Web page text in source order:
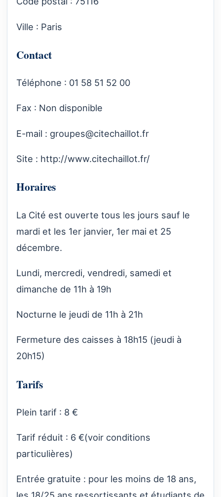
Ville : Paris
Contact
Téléphone : 01 58 51 52 00
Fax : Non disponible
E-mail : groupes@citechaillot.fr
Site : http://www.citechaillot.fr/
Horaires
La Cité est ouverte tous les jours sauf le
mardi et les 1er janvier, 1er mai et 25
décembre.
Lundi, mercredi, vendredi, samedi et
dimanche de 11h à 19h
Nocturne le jeudi de 11h à 21h
Fermeture des caisses à 18h15 (jeudi à
20h15)
Tarifs
Plein tarif : 8 €
Tarif réduit : 6 €(voir conditions
particulières)
Entrée gratuite : pour les moins de 18 ans,